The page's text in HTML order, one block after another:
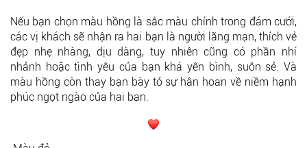
Nếu bạn chọn màu hồng là sắc màu chính trong đám cưới,
các vị khách sẽ nhận ra hai bạn là người lãng mạn, thích vẻ
đẹp nhẹ nhàng, dịu dàng, tuy nhiên cũng có phần nhí
nhảnh hoặc tình yêu của bạn khá yên bình, suôn sẻ. Và
màu hồng còn thay bạn bày tỏ sự hân hoan về niềm hạnh
phúc ngọt ngào của hai bạn.